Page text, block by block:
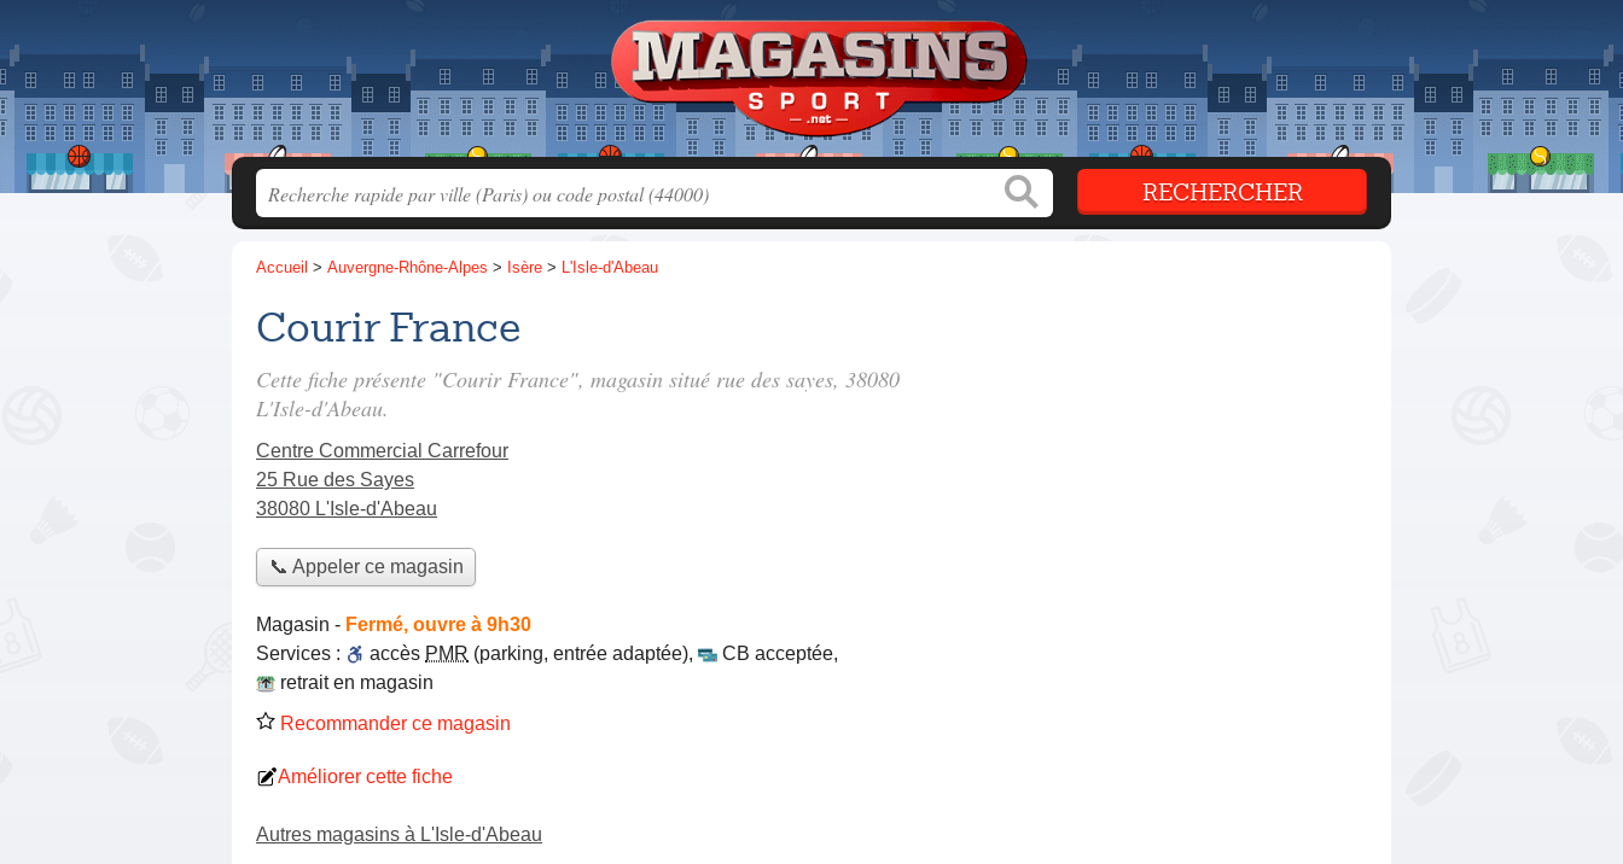
Accueil > Auvergne-Rhône-Alpes > Isère > L'Isle-d'Abeau
Courir France
Cette fiche présente "Courir France", magasin situé rue des sayes, 38080
L'Isle-d'Abeau.
Centre Commercial Carrefour
25 Rue des Sayes
38080 L'Isle-d'Abeau
📞 Appeler ce magasin
Magasin - Fermé, ouvre à 9h30
Services :
accès PMR (parking, entrée adaptée), CB acceptée,
retrait en magasin
Recommander ce magasin
Améliorer cette fiche
Autres magasins à L'Isle-d'Abeau